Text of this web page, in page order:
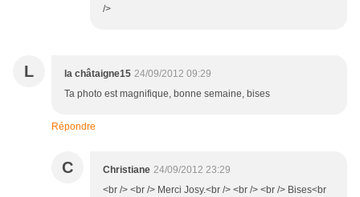
/>
L la châtaigne15 24/09/2012 09:29
Ta photo est magnifique, bonne semaine, bises
Répondre
C Christiane 24/09/2012 23:29
<br /> <br /> Merci Josy.<br /> <br /> <br /> Bises<br